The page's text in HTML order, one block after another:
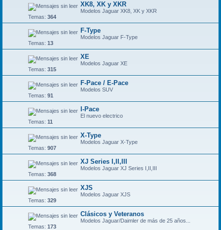
XK8, XK y XKR
Modelos Jaguar XK8, XK y XKR
Temas: 364
F-Type
Modelos Jaguar F-Type
Temas: 13
XE
Modelos Jaguar XE
Temas: 315
F-Pace / E-Pace
Modelos SUV
Temas: 91
I-Pace
El nuevo electrico
Temas: 11
X-Type
Modelos Jaguar X-Type
Temas: 907
XJ Series I,II,III
Modelos Jaguar XJ Series I,II,III
Temas: 368
XJS
Modelos Jaguar XJS
Temas: 329
Clásicos y Veteranos
Modelos Jaguar/Daimler de más de 25 años...
Temas: 173